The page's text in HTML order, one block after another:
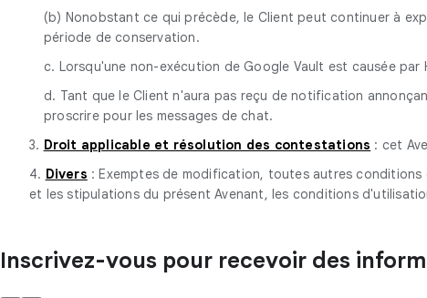
(b) Nonobstant ce qui précède, le Client peut continuer à
période de conservation.
c. Lorsqu'une non-exécution de Google Vault est causée
d. Tant que le Client n'aura pas reçu de notification
proscrire pour les messages de chat.
3. Droit applicable et résolution des contestations : cet
4. Divers : Exemptes de modification, toutes autres
et les stipulations du présent Avenant, les conditions
Inscrivez-vous pour recevoir des